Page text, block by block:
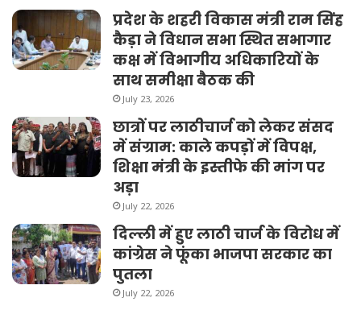
प्रदेश के शहरी विकास मंत्री राम सिंह
कैड़ा ने विधान सभा स्थित सभागार
कक्ष में विभागीय अधिकारियों के
साथ समीक्षा बैठक की
July 23, 2026
छात्रों पर लाठीचार्ज को लेकर संसद
में संग्राम: काले कपड़ों में विपक्ष,
शिक्षा मंत्री के इस्तीफे की मांग पर
अड़ा
July 22, 2026
दिल्ली में हुए लाठी चार्ज के विरोध में
कांग्रेस ने फूंका भाजपा सरकार का
पुतला
July 22, 2026